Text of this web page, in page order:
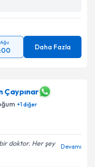
Daha Fazla
Çaypınar
+1diğer
doktor. Her şey
Devamı